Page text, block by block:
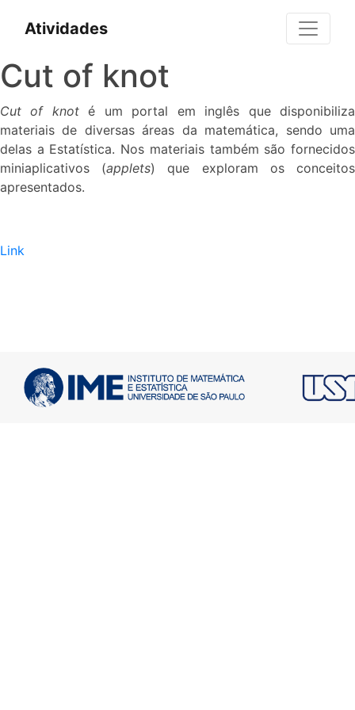
Atividades
Cut of knot
Cut of knoté um portal em inglês que disponibiliza
materiais de diversas áreas da matemática, sendo uma
delas a Estatística. Nos materiais também são fornecidos
miniaplicativos (applets) que exploram os conceitos
apresentados.
Link